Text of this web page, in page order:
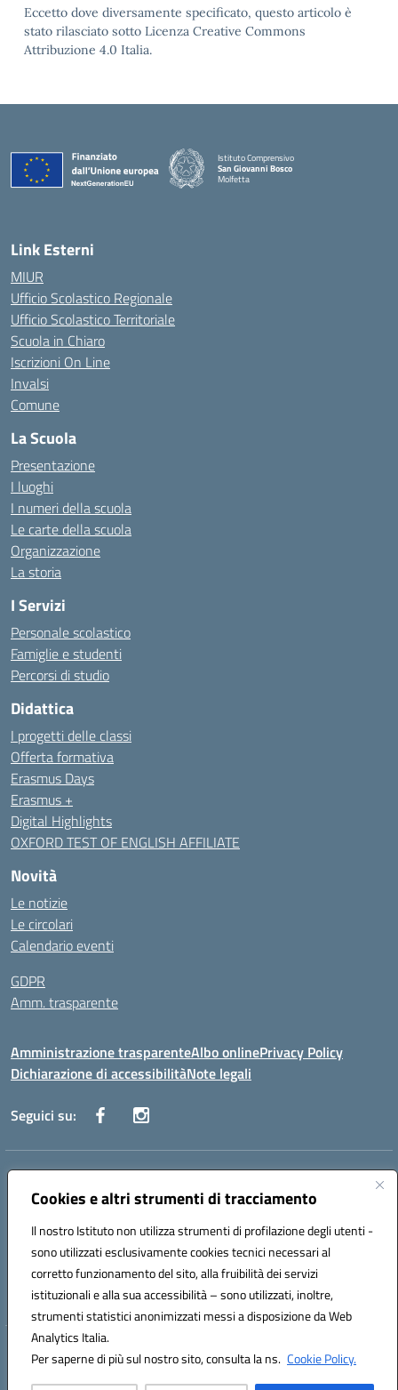
Cookies e altri strumenti di tracciamento
Il nostro Istituto non utilizza strumenti di profilazione degli utenti -
sono utilizzati esclusivamente cookies tecnici necessari al
corretto funzionamento del sito, alla fruibilità dei servizi
istituzionali e alla sua accessibilità – sono utilizzati, inoltre,
strumenti statistici anonimizzati messi a disposizione da Web
Analytics Italia.
Per saperne di più sul nostro sito, consulta la ns. Cookie Policy.
Eccetto dove diversamente specificato, questo articolo è
stato rilasciato sotto Licenza Creative Commons
Attribuzione 4.0 Italia.
Istituto Comprensivo
San Giovanni Bosco
Molfetta
Link Esterni
MIUR
Ufficio Scolastico Regionale
Ufficio Scolastico Territoriale
Scuola in Chiaro
Iscrizioni On Line
Invalsi
Comune
La Scuola
Presentazione
I luoghi
I numeri della scuola
Le carte della scuola
Organizzazione
La storia
I Servizi
Personale scolastico
Famiglie e studenti
Percorsi di studio
Didattica
I progetti delle classi
Offerta formativa
Erasmus Days
Erasmus +
Digital Highlights
OXFORD TEST OF ENGLISH AFFILIATE
Novità
Le notizie
Le circolari
Calendario eventi
GDPR
Amm. trasparente
Amministrazione trasparenteAlbo onlinePrivacy Policy
Dichiarazione di accessibilitàNote legali
Seguici su:
Indirizzo:
Centralino:+39 080 2446680 Email:baic882008@istruzione.it
Codice fiscale: 80023470729
Codice meccanografico:
BAIC882008
Codice unico di fatturazione (CUF): UFEUNT
Hosting & Powered by 3D Solution S.r.l.
Concept & Design by Designers Italia